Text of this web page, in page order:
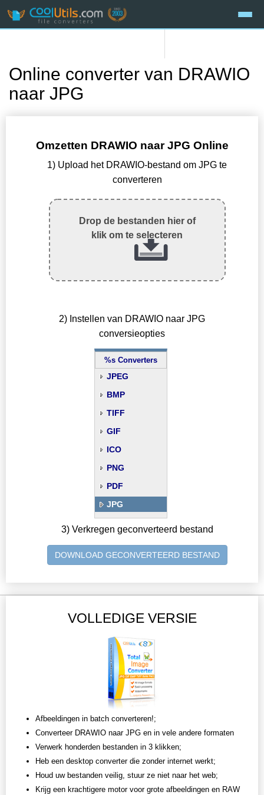
Online converter van DRAWIO
naar JPG
Omzetten DRAWIO naar JPG Online
1) Upload het DRAWIO-bestand om JPG te
converteren
Drop de bestanden hier of
klik om te selecteren
2) Instellen van DRAWIO naar JPG
conversieopties
%s Converters
JPEG
BMP
TIFF
GIF
ICO
PNG
PDF
JPG
3) Verkregen geconverteerd bestand
DOWNLOAD GECONVERTEERD BESTAND
VOLLEDIGE VERSIE
Afbeeldingen in batch converteren!;
Converteer DRAWIO naar JPG en in vele andere formaten
Verwerk honderden bestanden in 3 klikken;
Heb een desktop converter die zonder internet werkt;
Houd uw bestanden veilig, stuur ze niet naar het web;
Krijg een krachtigere motor voor grote afbeeldingen en RAW